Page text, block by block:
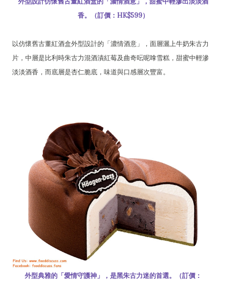
香。（訂價：HK$599）
以仿懷舊古董紅酒盒外型設計的「濃情酒意」，面層灑上牛奶朱古力
片，中層是比利時朱古力混酒漬紅莓及曲奇呍呢嗱雪糕，甜蜜中輕滲
淡淡酒香，而底層是杏仁脆底，味道與口感層次豐富。
外型典雅的「愛情守護神」，是黑朱古力迷的首選。（訂價：